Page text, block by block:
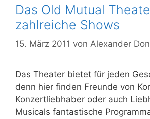
Das Old Mutual
zahlreiche Shows
15. März 2011 von Alexander
Das Theater bietet für jeden
denn hier finden Freunde von
Konzertliebhaber oder auch
Musicals fantastische